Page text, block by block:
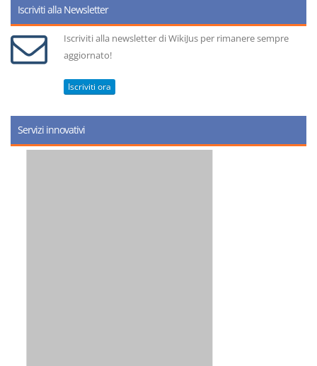
Iscriviti alla Newsletter
Iscriviti alla newsletter di WikiJus per rimanere sempre
aggiornato!
Iscriviti ora
Servizi innovativi